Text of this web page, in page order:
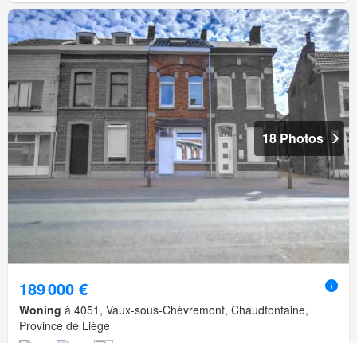
18 Photos
189 000 €
Woning à 4051, Vaux-sous-Chèvremont, Chaudfontaine,
Province de Liège